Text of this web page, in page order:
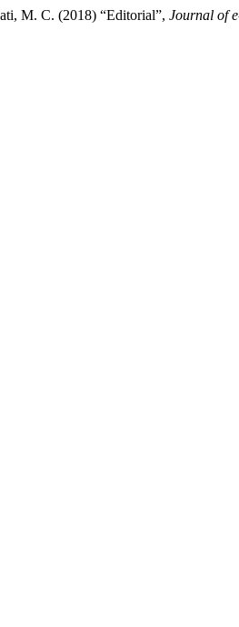
M. C. (2018) “Editorial”, Journal of